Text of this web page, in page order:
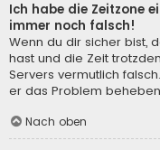
Ich habe die Zeitzone
immer noch falsch!
Wenn du dir sicher bist,
hast und die Zeit
Servers vermutlich
er das Problem
Nach oben